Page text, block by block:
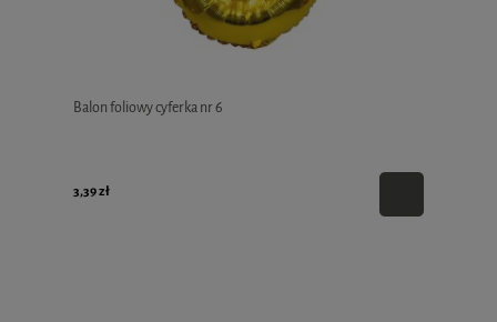
Balon foliowy cyferka nr 6
3,39 zł